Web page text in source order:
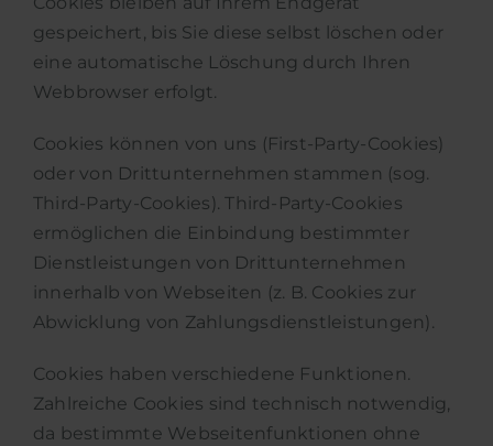
gespeichert, bis Sie diese selbst löschen oder
eine automatische Löschung durch Ihren
Webbrowser erfolgt.
Cookies können von uns (First-Party-Cookies)
oder von Drittunternehmen stammen (sog.
Third-Party-Cookies). Third-Party-Cookies
ermöglichen die Einbindung bestimmter
Dienstleistungen von Drittunternehmen
innerhalb von Webseiten (z. B. Cookies zur
Abwicklung von Zahlungsdienstleistungen).
Cookies haben verschiedene Funktionen.
Zahlreiche Cookies sind technisch notwendig,
da bestimmte Webseitenfunktionen ohne